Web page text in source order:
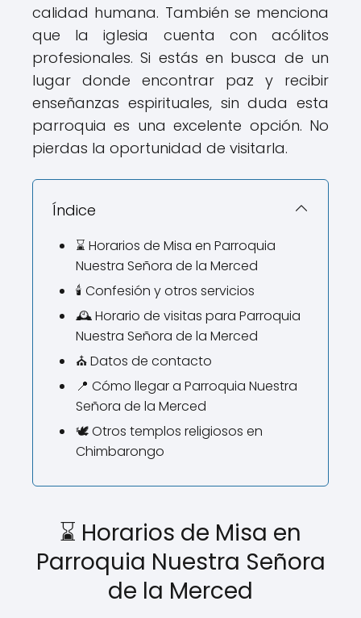
calidad humana. También se menciona
que la iglesia cuenta con acólitos
profesionales. Si estás en busca de un
lugar donde encontrar paz y recibir
enseñanzas espirituales, sin duda esta
parroquia es una excelente opción. No
pierdas la oportunidad de visitarla.
Índice
⌛ Horarios de Misa en Parroquia
Nuestra Señora de la Merced
🕯️ Confesión y otros servicios
🕰️ Horario de visitas para Parroquia
Nuestra Señora de la Merced
⛪ Datos de contacto
📍 Cómo llegar a Parroquia Nuestra
Señora de la Merced
🕊️ Otros templos religiosos en
Chimbarongo
⌛ Horarios de Misa en
Parroquia Nuestra Señora
de la Merced